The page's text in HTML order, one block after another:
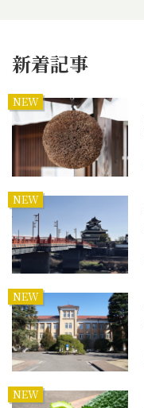
新着記事
NEW
NEW
NEW
NEW